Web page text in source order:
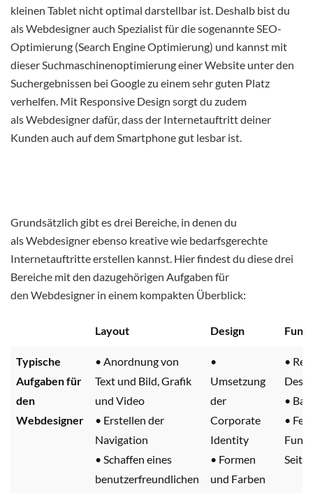
kleinen Tablet nicht optimal darstellbar ist. Deshalb bist du
als Webdesigner auch Spezialist für die sogenannte SEO-
Optimierung (Search Engine Optimierung) und kannst mit
dieser Suchmaschinenoptimierung einer Website unter den
Suchergebnissen bei Google zu einem sehr guten Platz
verhelfen. Mit Responsive Design sorgt du zudem
als Webdesigner dafür, dass der Internetauftritt deiner
Kunden auch auf dem Smartphone gut lesbar ist.
Grundsätzlich gibt es drei Bereiche, in denen du
als Webdesigner ebenso kreative wie bedarfsgerechte
Internetauftritte erstellen kannst. Hier findest du diese drei
Bereiche mit den dazugehörigen Aufgaben für
den Webdesigner in einem kompakten Überblick:
Layout Design
Typische
Aufgaben für
den
Webdesigner
• Anordnung von
Text und Bild, Grafik
und Video
• Erstellen der
Navigation
• Schaffen eines
benutzerfreundlichen
•
Umsetzung
der
Corporate
Identity
• Formen
und Farben
•
•
•